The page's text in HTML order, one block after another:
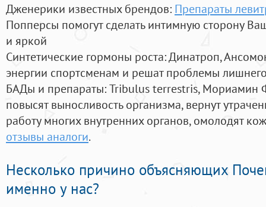
Дженерики известных брендов: Препараты
Попперсы помогут сделать интимную сторону
и яркой
Синтетические гормоны роста: Динатроп,
энергии спортсменам и решат проблемы
БАДы и препараты:Tribulus terrestris, Мориамин
повысят выносливость организма, вернут
работу многих внутренних органов, омолодят
отзывы аналоги.
Несколько причино объясняющих
именно у нас?